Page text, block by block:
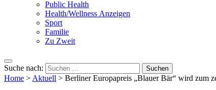
Public Health
Health/Wellness Anzeigen
Sport
Familie
Zu Zweit
Suche nach:
Home > Aktuell > Berliner Europapreis „Blauer Bär“ wird zum